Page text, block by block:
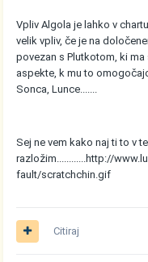
Vpliv Algola je lahko v
velik vpliv, če je na
povezan s Plutkotom, ki
aspekte, k mu to
Sonca, Lunce.......
Sej ne vem kako naj ti to v
razložim............http://
fault/scratchchin.gif
Citiraj